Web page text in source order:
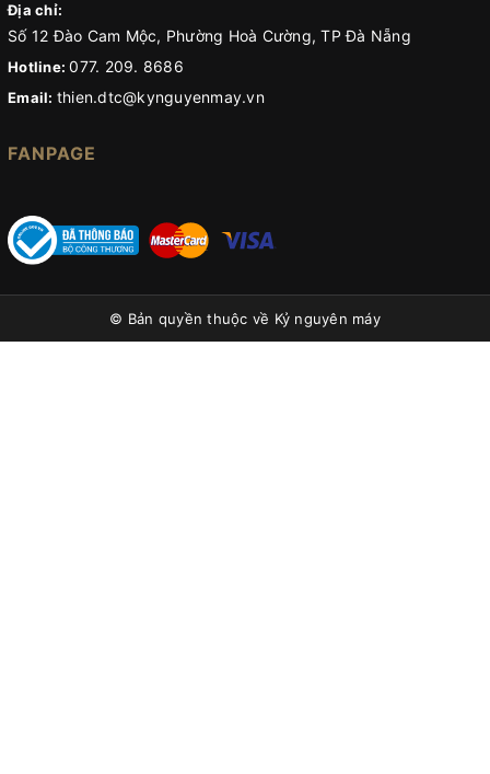
Địa chỉ:
Số 12 Đào Cam Mộc, Phường Hoà Cường, TP Đà Nẵng
Hotline:077. 209. 8686
Email: thien.dtc@kynguyenmay.vn
FANPAGE
© Bản quyền thuộc về Kỷ nguyên máy